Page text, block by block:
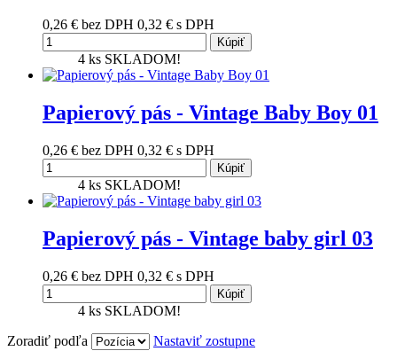
0,26 € bez DPH 0,32 € s DPH
Kúpiť
4 ks SKLADOM!
Papierový pás - Vintage Baby Boy 01
0,26 € bez DPH 0,32 € s DPH
Kúpiť
4 ks SKLADOM!
Papierový pás - Vintage baby girl 03
0,26 € bez DPH 0,32 € s DPH
Kúpiť
4 ks SKLADOM!
Zoradiť podľa
Nastaviť zostupne